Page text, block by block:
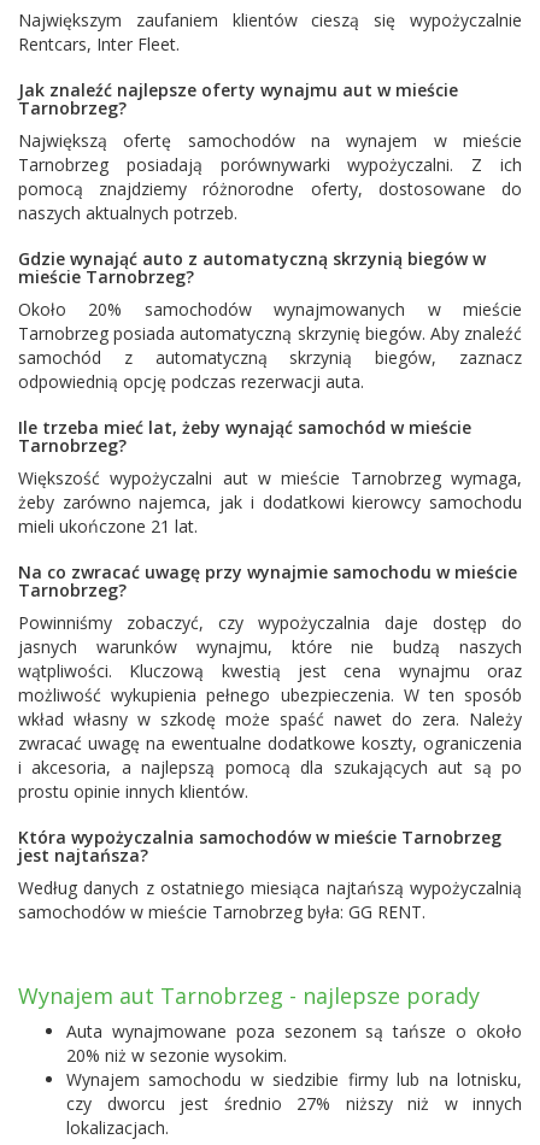
Największym zaufaniem klientów cieszą się wypożyczalnie
Rentcars, Inter Fleet.
Jak znaleźć najlepsze oferty wynajmu aut w mieście
Tarnobrzeg?
Największą ofertę samochodów na wynajem w mieście
Tarnobrzeg posiadają porównywarki wypożyczalni. Z ich
pomocą znajdziemy różnorodne oferty, dostosowane do
naszych aktualnych potrzeb.
Gdzie wynająć auto z automatyczną skrzynią biegów w
mieście Tarnobrzeg?
Około 20% samochodów wynajmowanych w mieście
Tarnobrzeg posiada automatyczną skrzynię biegów. Aby znaleźć
samochód z automatyczną skrzynią biegów, zaznacz
odpowiednią opcję podczas rezerwacji auta.
Ile trzeba mieć lat, żeby wynająć samochód w mieście
Tarnobrzeg?
Większość wypożyczalni aut w mieście Tarnobrzeg wymaga,
żeby zarówno najemca, jak i dodatkowi kierowcy samochodu
mieli ukończone 21 lat.
Na co zwracać uwagę przy wynajmie samochodu w mieście
Tarnobrzeg?
Powinniśmy zobaczyć, czy wypożyczalnia daje dostęp do
jasnych warunków wynajmu, które nie budzą naszych
wątpliwości. Kluczową kwestią jest cena wynajmu oraz
możliwość wykupienia pełnego ubezpieczenia. W ten sposób
wkład własny w szkodę może spaść nawet do zera. Należy
zwracać uwagę na ewentualne dodatkowe koszty, ograniczenia
i akcesoria, a najlepszą pomocą dla szukających aut są po
prostu opinie innych klientów.
Która wypożyczalnia samochodów w mieście Tarnobrzeg
jest najtańsza?
Według danych z ostatniego miesiąca najtańszą wypożyczalnią
samochodów w mieście Tarnobrzeg była: GG RENT.
Wynajem aut Tarnobrzeg - najlepsze porady
Auta wynajmowane poza sezonem są tańsze o około
20% niż w sezonie wysokim.
Wynajem samochodu w siedzibie firmy lub na lotnisku,
czy dworcu jest średnio 27% niższy niż w innych
lokalizacjach.